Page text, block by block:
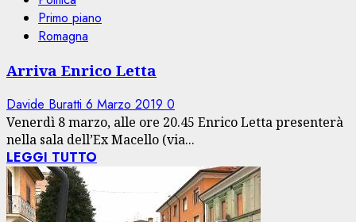
Primo piano
Romagna
Arriva Enrico Letta
Davide Buratti 6 Marzo 2019 0
Venerdì 8 marzo, alle ore 20.45 Enrico Letta presenterà
nella sala dell’Ex Macello (via...
LEGGI TUTTO